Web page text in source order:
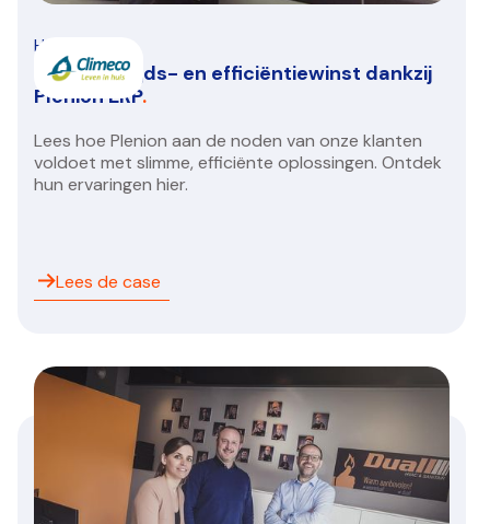
HVAC/R
Climeco: Tijds- en efficiëntiewinst dankzij
Plenion ERP.
Lees hoe Plenion aan de noden van onze klanten
voldoet met slimme, efficiënte oplossingen. Ontdek
hun ervaringen hier.
Lees de case